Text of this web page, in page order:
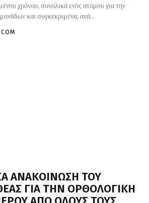
χρόνου, συνολικά ενός ατόμου για την
και συγκεκριμένα, ανά...
ΑΝΑΚΟΙΝΩΣΗ ΤΟΥ
ΓΙΑ ΤΗΝ ΟΡΘΟΛΟΓΙΚΗ